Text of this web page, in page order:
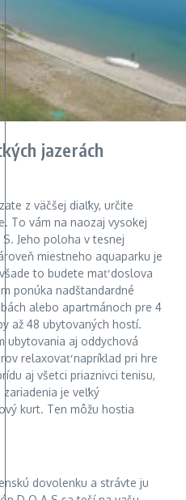
jazerách
z väčšej diaľky, určite
To vám na naozaj vysokej
Jeho poloha v tesnej
miestneho aquaparku je
to budete mať doslova
ponúka nadštandardné
alebo apartmánoch pre 4
až 48 ubytovaných hostí.
ubytovania aj oddychová
relaxovať napríklad pri hre
aj všetci priaznivci tenisu,
je veľký
kurt. Ten môžu hostia
dovolenku a strávte ju